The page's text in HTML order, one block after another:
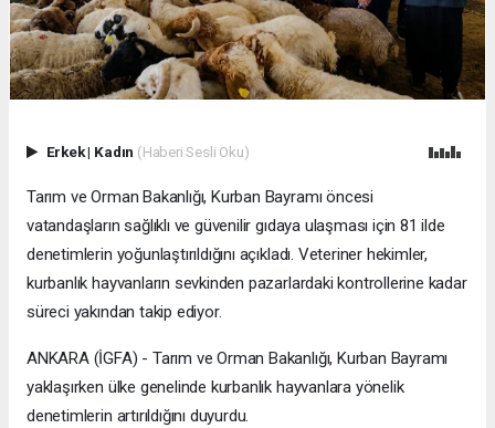
Erkek| Kadın (Haberi Sesli Oku)
Tarım ve Orman Bakanlığı, Kurban Bayramı öncesi
vatandaşların sağlıklı ve güvenilir gıdaya ulaşması için 81 ilde
denetimlerin yoğunlaştırıldığını açıkladı. Veteriner hekimler,
kurbanlık hayvanların sevkinden pazarlardaki kontrollerine kadar
süreci yakından takip ediyor.
ANKARA (İGFA) - Tarım ve Orman Bakanlığı, Kurban Bayramı
yaklaşırken ülke genelinde kurbanlık hayvanlara yönelik
denetimlerin artırıldığını duyurdu.